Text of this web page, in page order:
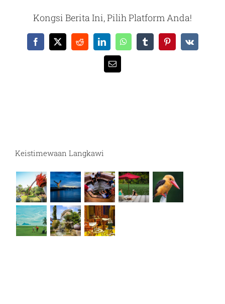
Kongsi Berita Ini, Pilih Platform Anda!
Facebook
X RedditLinkedInWhatsAppTumblrPinterest
Vk
Email
Keistimewaan Langkawi